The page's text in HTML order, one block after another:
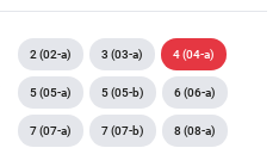
2 (02-a) 3 (03-a) 4 (04-a)
5 (05-a) 5 (05-b) 6 (06-a)
7 (07-a) 7 (07-b) 8 (08-a)